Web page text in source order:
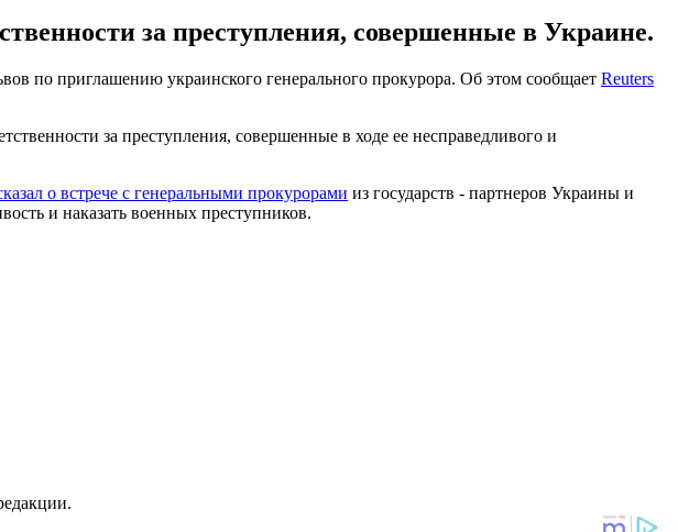
за преступления, совершенные в Украине.
по приглашению украинского генерального прокурора. Об этом сообщает Reuters
за преступления, совершенные в ходе ее несправедливого и
о встрече с генеральными прокурорами из государств - партнеров Украины и
и наказать военных преступников.